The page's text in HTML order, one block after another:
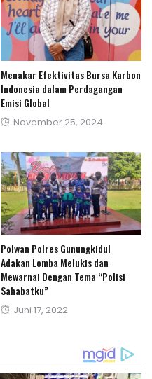
Menakar Efektivitas Bursa Karbon
Indonesia dalam Perdagangan
Emisi Global
Posted
November 25, 2024
Polwan Polres Gunungkidul
Adakan Lomba Melukis dan
Mewarnai Dengan Tema “Polisi
Sahabatku”
Posted
Juni 17, 2022